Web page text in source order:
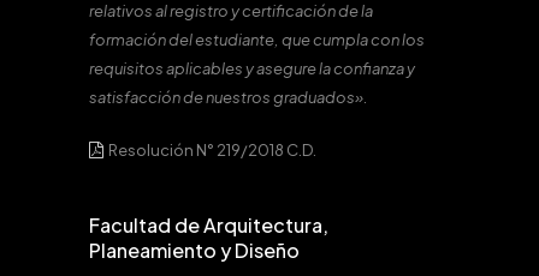
relativos al registro y certificación de la
formación del estudiante, que cumpla con los
requisitos aplicables y asegure la confianza y
satisfacción de nuestros graduados».
Resolución N° 219/2018 C.D.
Facultad de Arquitectura,
Planeamiento y Diseño